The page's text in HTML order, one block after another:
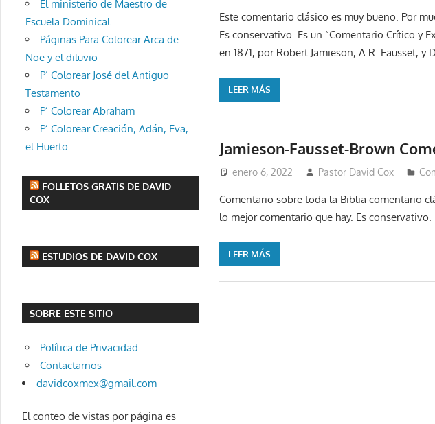
Este comentario clásico es muy bueno. Por
Es conservativo. Es un “Comentario Crítico y
en 1871, por Robert Jamieson, A.R. Fausset, y
LEER MÁS
Jamieson-Fausset-Brown
enero 6, 2022 Pastor David Cox
Comentario sobre toda la Biblia comentario
lo mejor comentario que hay. Es conservativo.
LEER MÁS
El ministerio de Maestro de
Escuela Dominical
Páginas Para Colorear Arca de
Noe y el diluvio
P’ Colorear José del Antiguo
Testamento
P’ Colorear Abraham
P’ Colorear Creación, Adán, Eva,
el Huerto
FOLLETOS GRATIS DE DAVID
COX
ESTUDIOS DE DAVID COX
SOBRE ESTE SITIO
Política de Privacidad
Contactarnos
davidcoxmex@gmail.com
El conteo de vistas por página es